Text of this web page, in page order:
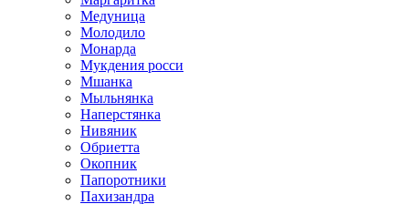
Медуница
Молодило
Монарда
Мукдения росси
Мшанка
Мыльнянка
Наперстянка
Нивяник
Обриетта
Окопник
Папоротники
Пахизандра